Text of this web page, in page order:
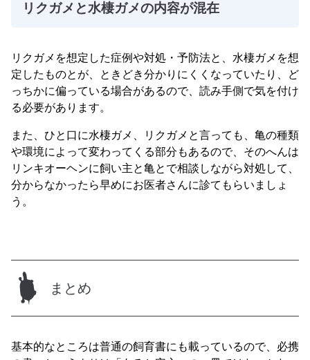
リクガメと水棲ガメの内容が混在
リクガメを想定した症例や対処・予防法と、水棲ガメを想
定したものとが、ときどき分かりにくくなっていたり、ど
っちかに偏っている場合があるので、読み手側で気を付け
る必要があります。
また、ひと口に水棲ガメ、リクガメと言っても、亀の種類
や環境によって変わってくる部分もあるので、そのへんは
リンキオーヘンに飼い主と亀とで相談しながら対処して、
分からなかったら早めにお医者さんに診てもらいましょ
う。
まとめ
基本的なところは普通の飼育書にも載っているので、必携